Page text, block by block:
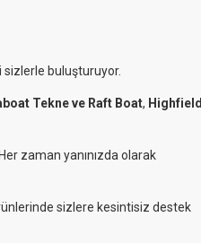
sizlerle buluşturuyor.
Tekne ve Raft Boat, Highfield
zaman yanınızda olarak
sizlere kesintisiz destek